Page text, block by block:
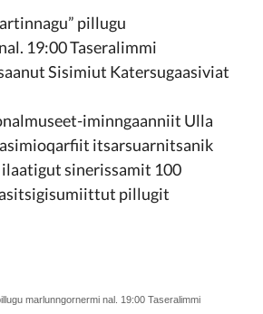
pillugu
19:00 Taseralimmi
Sisimiut Katersugaasiviat
iminngaanniit Ulla
itsarsuarnitsanik
sinerissamit 100
pillugit
marlunngornermi nal. 19:00 Taseralimmi